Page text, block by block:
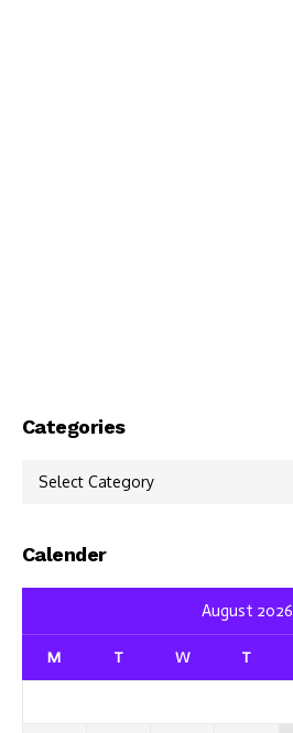
Categories
Categories
Calender
August 2026
M T W T